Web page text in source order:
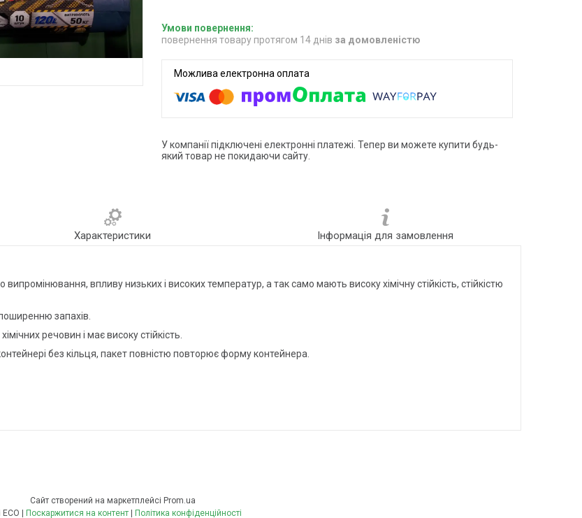
повернення товару протягом 14 днів за домовленістю
У компанії підключені електронні платежі. Тепер ви можете купити будь-
який товар не покидаючи сайту.
Характеристики Інформація для замовлення
впливу низьких і високих температур, а так само мають високу хімічну стійкість, стійкістю
запахів.
речовин і має високу стійкість.
без кільця, пакет повністю повторює форму контейнера.
Сайт створений на маркетплейсі Prom.ua
Поскаржитися на контент Політика конфіденційності